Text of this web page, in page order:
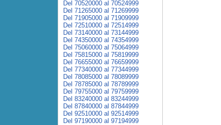
Del 70520000 al 70524999
Del 71265000 al 71269999
Del 71905000 al 71909999
Del 72510000 al 72514999
Del 73140000 al 73144999
Del 74350000 al 74354999
Del 75060000 al 75064999
Del 75815000 al 75819999
Del 76655000 al 76659999
Del 77340000 al 77344999
Del 78085000 al 78089999
Del 78785000 al 78789999
Del 79755000 al 79759999
Del 83240000 al 83244999
Del 87840000 al 87844999
Del 92510000 al 92514999
Del 97190000 al 97194999